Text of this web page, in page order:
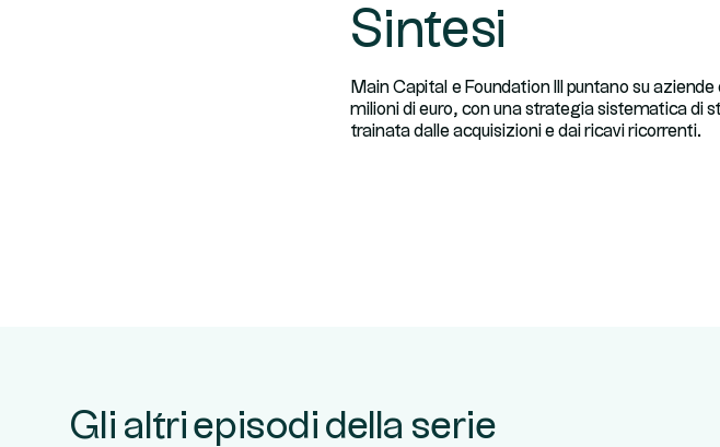
Sintesi
Main Capital e Foundation III puntano su
milioni di euro, con una strategia sistematica di
trainata dalle acquisizioni e dai ricavi ricorrenti.
Gli altri episodi della serie